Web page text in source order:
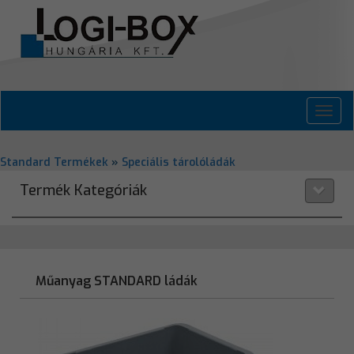
Standard Termékek » Speciális tárolóládák
Termék Kategóriák
Műanyag STANDARD ládák